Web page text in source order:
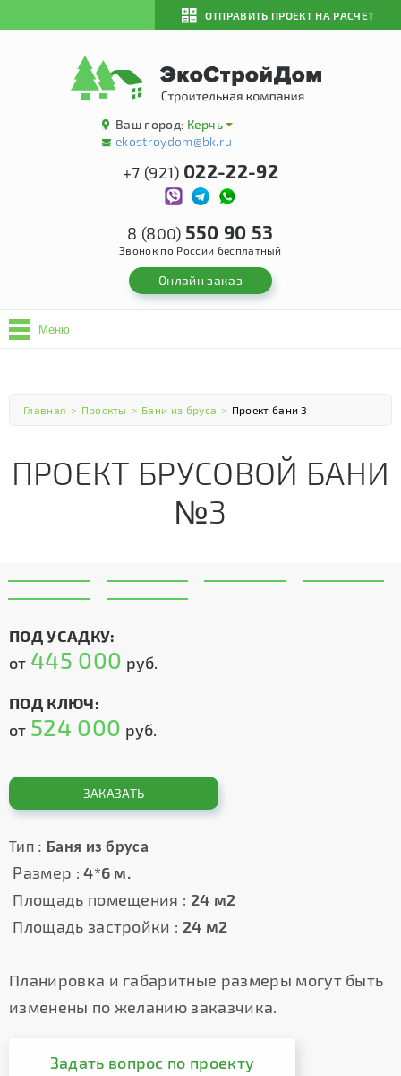
ОТПРАВИТЬ ПРОЕКТ НА РАСЧЕТ
Ваш город: Керчь
ekostroydom@bk.ru
+7 (921) 022-22-92
8 (800) 550 90 53
Звонок по России бесплатный
Онлайн заказ
Меню
Главная > Проекты > Бани из бруса > Проект бани 3
ПРОЕКТ БРУСОВОЙ БАНИ
№3
ПОД УСАДКУ:
от 445 000 руб.
ПОД КЛЮЧ:
от 524 000 руб.
ЗАКАЗАТЬ
Тип : Баня из бруса
Размер : 4*6 м.
Площадь помещения : 24 м2
Площадь застройки : 24 м2
Планировка и габаритные размеры могут быть
изменены по желанию заказчика.
Задать вопрос по проекту